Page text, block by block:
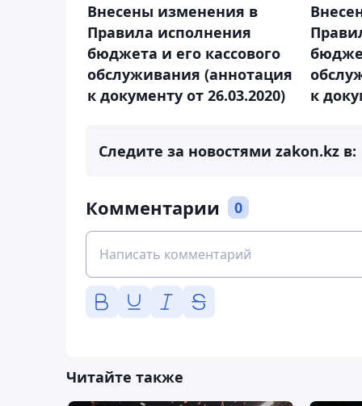
Внесены изменения в
Правила исполнения
бюджета и его кассового
обслуживания (аннотация
к документу от 26.03.2020)
к
Следите за новостями zakon.kz в:
Комментарии 0
Читайте также